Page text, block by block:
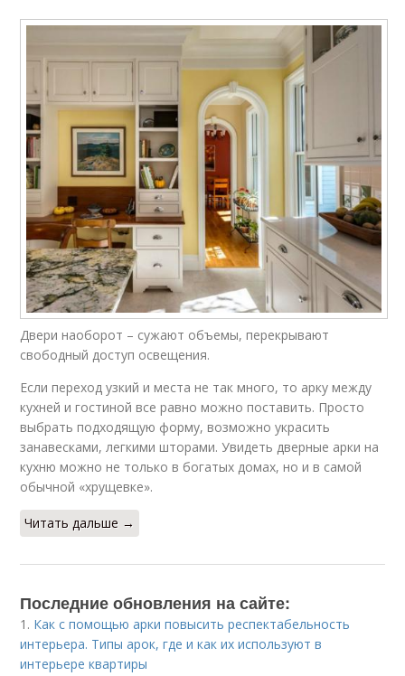
Двери наоборот – сужают объемы, перекрывают
свободный доступ освещения.
Если переход узкий и места не так много, то арку между
кухней и гостиной все равно можно поставить. Просто
выбрать подходящую форму, возможно украсить
занавесками, легкими шторами. Увидеть дверные арки на
кухню можно не только в богатых домах, но и в самой
обычной «хрущевке».
Читать дальше →
Последние обновления на сайте:
1. Как с помощью арки повысить респектабельность
интерьера. Типы арок, где и как их используют в
интерьере квартиры